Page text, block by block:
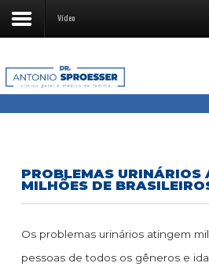
Vídeo
PROBLEMAS URINÁRIOS
MILHÕES DE
Os problemas urinários atingem
pessoas de todos os gêneros e